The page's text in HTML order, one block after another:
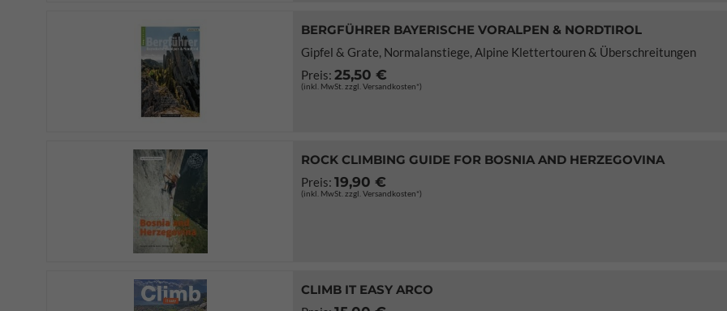
BERGFÜHRER BAYERISCHE VORALPEN & NORDTIROL
Gipfel & Grate, Normalanstiege, Alpine Klettertouren & Überschreitungen
Preis: 25,50 €
(inkl. MwSt. zzgl. Versandkosten*)
ROCK CLIMBING GUIDE FOR BOSNIA AND HERZEGOVINA
Preis: 19,90 €
(inkl. MwSt. zzgl. Versandkosten*)
CLIMB IT EASY ARCO